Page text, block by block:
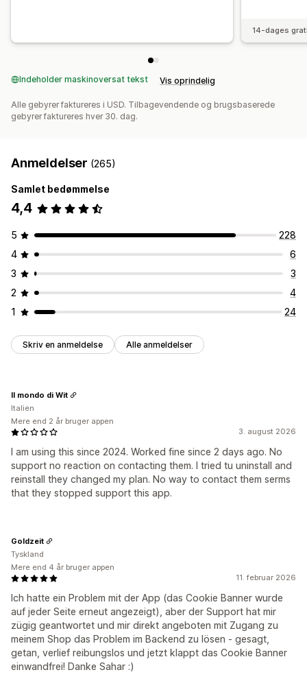
14-dages
Indeholder maskinoversat tekst Vis oprindelig
Alle gebyrer faktureres i USD. Tilbagevendende og brugsbaserede
gebyrer faktureres hver 30. dag.
Anmeldelser (265)
Samlet bedømmelse
4,4
5
228
4
6
3
3
2
4
1
24
Skriv en anmeldelse Alle anmeldelser
3. august 2026
I am using this since 2024. Worked fine since 2 days ago. No
support no reaction on contacting them. I tried tu uninstall and
reinstall they changed my plan. No way to contact them serms
that they stopped support this app.
Il mondo di Wit
Italien
Mere end 2 år bruger appen
11. februar 2026
Ich hatte ein Problem mit der App (das Cookie Banner wurde
auf jeder Seite erneut angezeigt), aber der Support hat mir
zügig geantwortet und mir direkt angeboten mit Zugang zu
meinem Shop das Problem im Backend zu lösen - gesagt,
getan, verlief reibungslos und jetzt klappt das Cookie Banner
einwandfrei! Danke Sahar :)
Goldzeit
Tyskland
Mere end 4 år bruger appen